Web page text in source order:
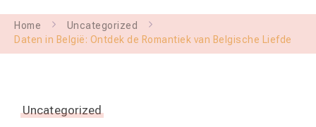
Home
Uncategorized
Daten in België: Ontdek de Romantiek van Belgische Liefde
Uncategorized